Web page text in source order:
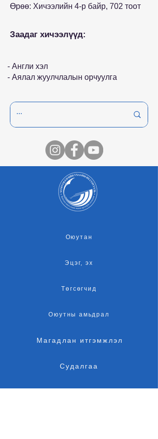
Өрөө: Хичээлийн 4-р байр, 702 тоот
Заадаг хичээлүүд:
- Англи хэл
- Аялал жуулчлалын орчуулга
Оюутан
Эцэг, эх
Төгсөгчид
Оюутны амьдрал
Магадлан итгэмжлэл
Судалгаа